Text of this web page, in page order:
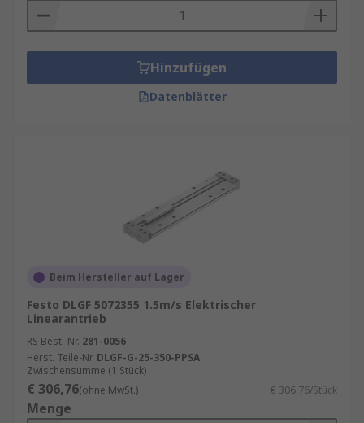
Hinzufügen
Datenblätter
Beim Hersteller auf Lager
Festo DLGF 5072355 1.5m/s Elektrischer
Linearantrieb
RS Best.-Nr. 281-0056
Herst. Teile-Nr. DLGF-G-25-350-PPSA
Zwischensumme (1 Stück)
€ 306,76(ohne MwSt.) € 306,76/Stück
Menge